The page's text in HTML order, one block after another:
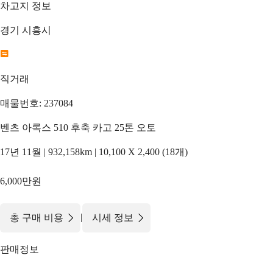
차고지 정보
경기 시흥시
직거래
매물번호: 237084
벤츠 아록스 510 후축 카고 25톤 오토
17년 11월 | 932,158km | 10,100 X 2,400 (18개)
6,000만원
총 구매 비용 | 시세 정보
판매정보